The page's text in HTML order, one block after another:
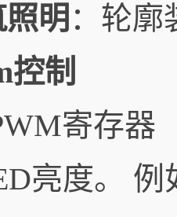
明 ：轮廓
控制
寄存器
亮度。